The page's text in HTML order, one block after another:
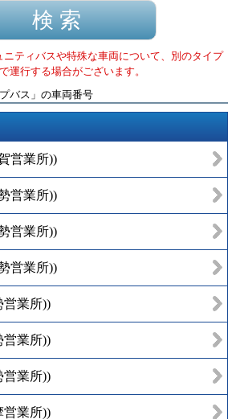
ティバスや特殊な車両について、別のタイプ
運行する場合がございます。
バス 」 の車両番号
営業所))
営業所))
営業所))
営業所))
営業所))
営業所))
営業所))
営業所))